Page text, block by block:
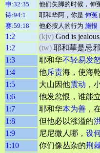
申:32:35
他们失脚的时候，伸
诗:94:1
耶和华阿，你是 伸冤
赛:59:18
他必按人的行为 施报
1:2 (kjv) God is
1:2
(tw) 耶和華是忌
1:3
耶和华不轻易发
1:4
他斥责海，使海
1:5
大山因他震动 ，
1:6
他发忿恨，谁能
1:7
耶和华本为善 ，
1:8
但他必以涨溢的
1:9
尼尼微人哪， 设
1:10
你们像丛杂的荆